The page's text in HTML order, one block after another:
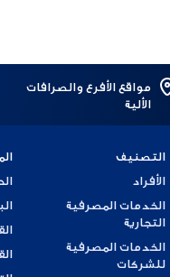
مواقع الأفرع والصرافات
الألية
التصنيف
الأفراد
الخدمات المصرفية
التجارية
الخدمات المصرفية
للشركات